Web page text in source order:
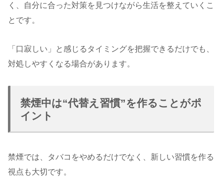
く、自分に合った対策を見つけながら生活を整えていくこ
とです。
「口寂しい」と感じるタイミングを把握できるだけでも、
対処しやすくなる場合があります。
禁煙中は“代替え習慣”を作ることがポ
イント
禁煙では、タバコをやめるだけでなく、新しい習慣を作る
視点も大切です。